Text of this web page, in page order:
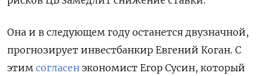
Она и в следующем году останется двузначной,
прогнозирует инвестбанкир Евгений Коган. С
этим согласен экономист Егор Сусин, который